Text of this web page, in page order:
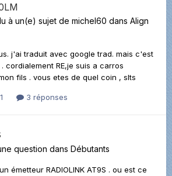
à un(e) sujet de michel60 dans Align
j'ai traduit avec google trad. mais c'est
cordialement RE,je suis a carros
fils . vous etes de quel coin , slts
3 réponses
question dans Débutants
émetteur RADIOLINK AT9S . ou est ce